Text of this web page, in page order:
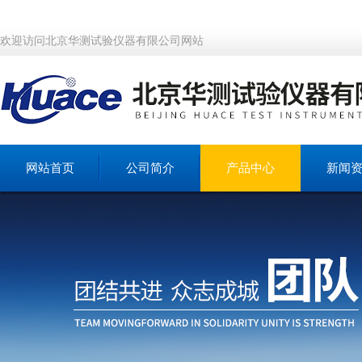
欢迎访问北京华测试验仪器有限公司网站
网站首页 公司简介 产品中心 新闻